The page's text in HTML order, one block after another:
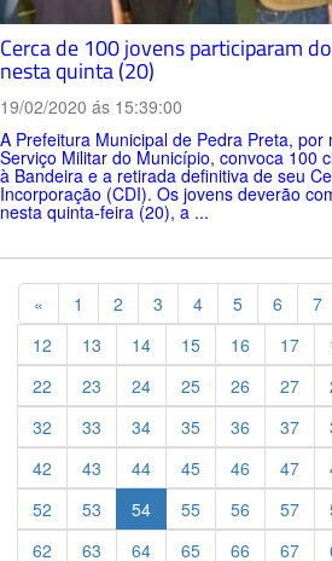
Cerca de 100 jovens participaram
nesta quinta (20)
19/02/2020 ás 15:39:00
A Prefeitura Municipal de Pedra Preta, por
Serviço Militar do Município, convoca 100
à Bandeira e a retirada definitiva de seu
Incorporação (CDI). Os jovens deverão
nesta quinta-feira (20), a ...
« Previous
1 2 3 4 5 6 7
12
13 14 15 16 17
22
23 24 25 26 27
32
33 34 35 36 37
42
43 44 45 46 47
52
53 54 55 56 57
62
63 64 65 66 67